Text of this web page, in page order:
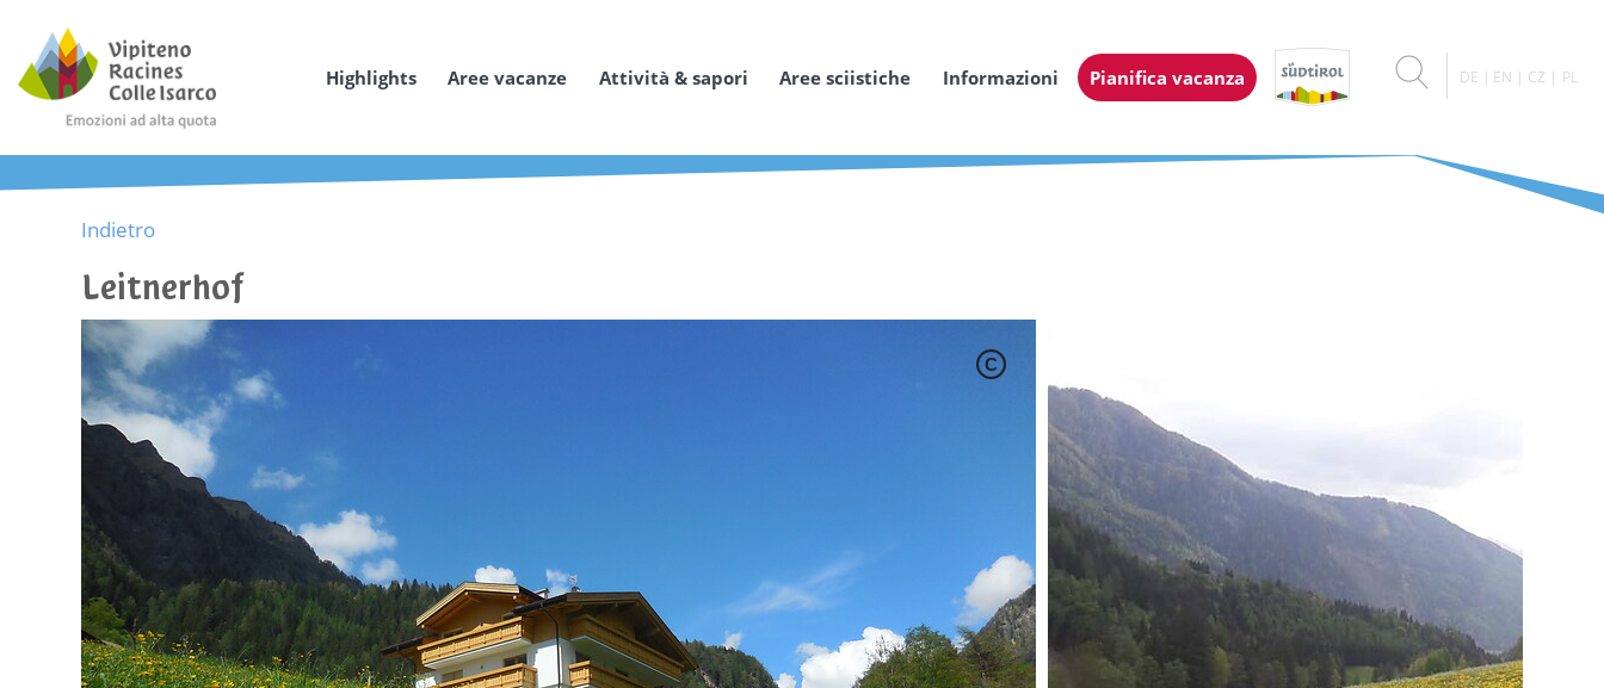
Highlights Aree vacanze Attività & sapori Aree sciistiche Informazioni Pianifica vacanza DE EN CZ PL
Indietro
Leitnerhof